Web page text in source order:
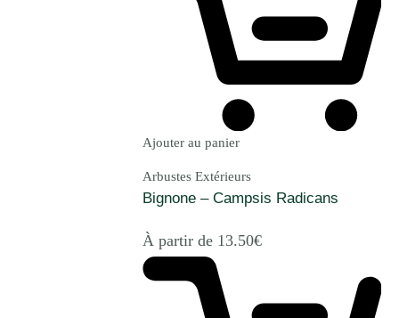
Ajouter au panier
Arbustes Extérieurs
Bignone – Campsis Radicans
À partir de 13.50€